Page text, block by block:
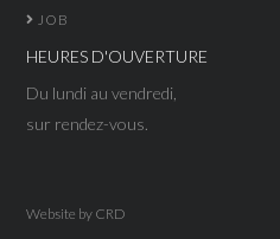
JOB
HEURES D'OUVERTURE
Du lundi au vendredi,
sur rendez-vous.
Website by CRD